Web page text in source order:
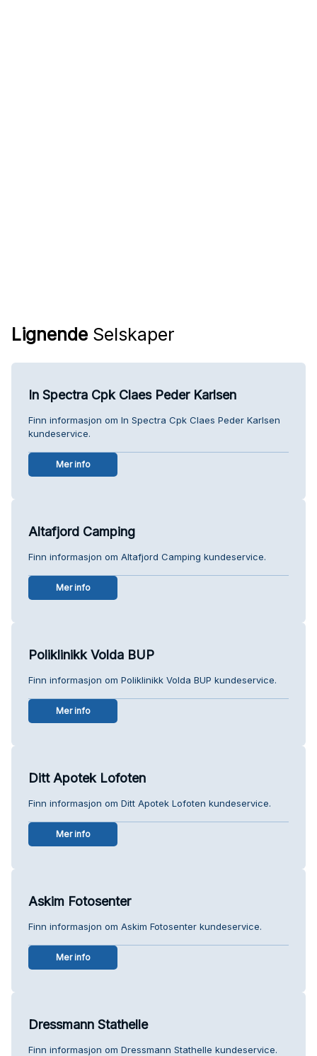
Lignende Selskaper
In Spectra Cpk Claes Peder Karlsen
Finn informasjon om In Spectra Cpk Claes Peder Karlsen
kundeservice.
Mer info
Altafjord Camping
Finn informasjon om Altafjord Camping kundeservice.
Mer info
Poliklinikk Volda BUP
Finn informasjon om Poliklinikk Volda BUP kundeservice.
Mer info
Ditt Apotek Lofoten
Finn informasjon om Ditt Apotek Lofoten kundeservice.
Mer info
Askim Fotosenter
Finn informasjon om Askim Fotosenter kundeservice.
Mer info
Dressmann Stathelle
Finn informasjon om Dressmann Stathelle kundeservice.